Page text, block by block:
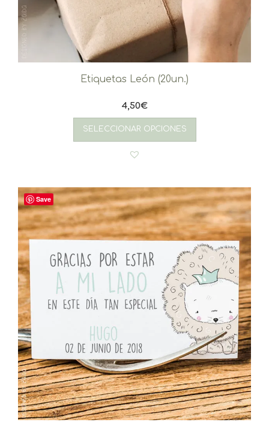
Etiquetas León (20un.)
4,50€
SELECCIONAR OPCIONES
Save